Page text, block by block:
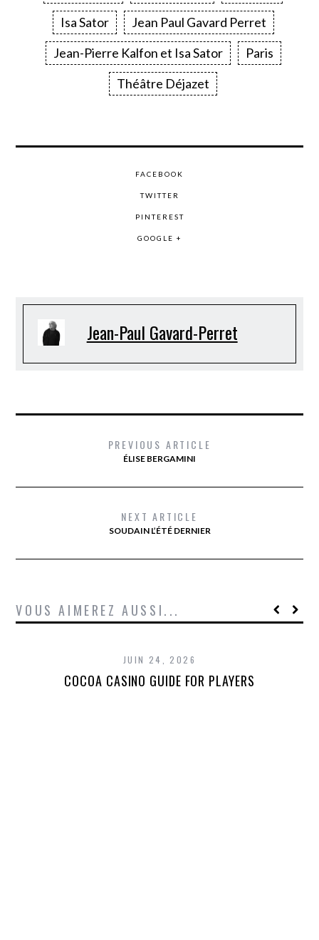
Isa Sator
Jean Paul Gavard Perret
Jean-Pierre Kalfon et Isa Sator
Paris
Théâtre Déjazet
FACEBOOK
TWITTER
PINTEREST
GOOGLE +
Jean-Paul Gavard-Perret
PREVIOUS ARTICLE
ÉLISE BERGAMINI
NEXT ARTICLE
SOUDAIN L’ÉTÉ DERNIER
VOUS AIMEREZ AUSSI...
JUIN 24, 2026
COCOA CASINO GUIDE FOR PLAYERS